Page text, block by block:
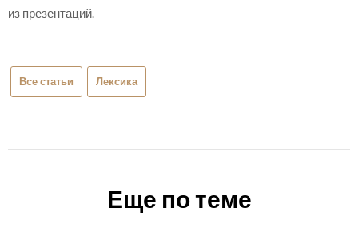
из презентаций.
Все статьи Лексика
Еще по теме